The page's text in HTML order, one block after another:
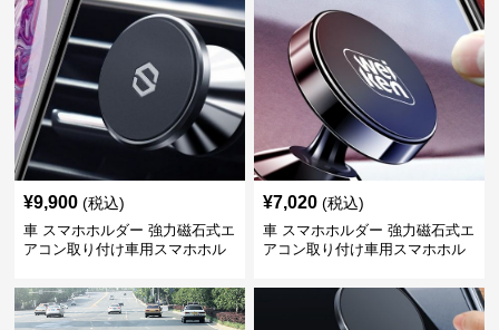
¥9,900 (税込)
車 スマホホルダー 強力磁石式エ
アコン取り付け車用スマホホル
¥7,020 (税込)
車 スマホホルダー 強力磁石式エ
アコン取り付け車用スマホホル